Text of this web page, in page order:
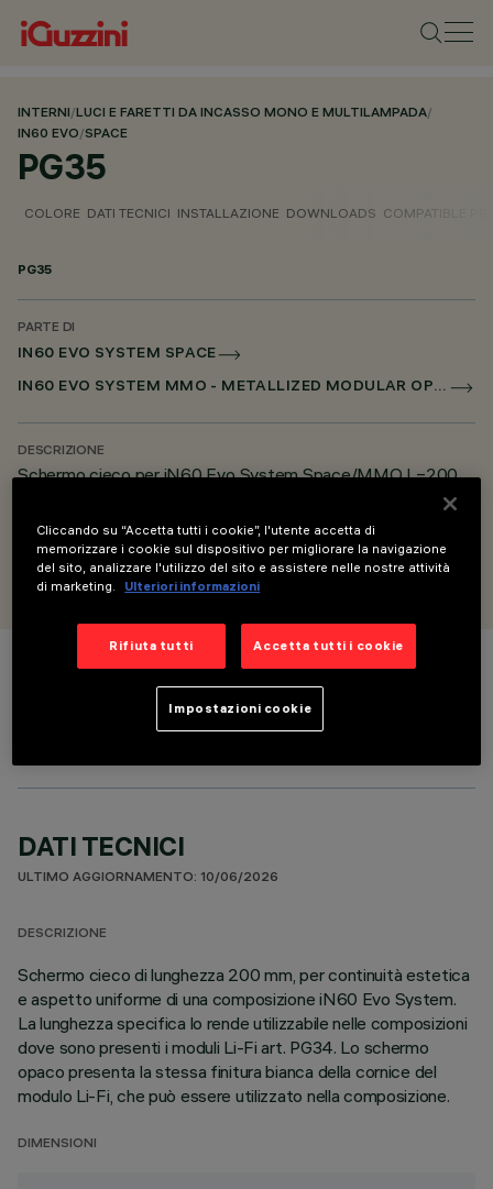
INTERNI/LUCI E FARETTI DA INCASSO MONO E MULTILAMPADA/
IN60 EVO/SPACE
PG35
COLORE DATI TECNICI INSTALLAZIONE DOWNLOADS COMPATIBLE
PG35
PARTE DI
IN60 EVO SYSTEM SPACE
IN60 EVO SYSTEM MMO - METALLIZED MODULAR OPTIC
DESCRIZIONE
Schermo cieco per iN60 Evo System Space/MMO L=200
PROGETTATO DA
iGuzzini
DATI TECNICI
ULTIMO AGGIORNAMENTO: 10/06/2026
DESCRIZIONE
Schermo cieco di lunghezza 200 mm, per continuità estetica
e aspetto uniforme di una composizione iN60 Evo System.
La lunghezza specifica lo rende utilizzabile nelle composizioni
dove sono presenti i moduli Li-Fi art. PG34. Lo schermo
opaco presenta la stessa finitura bianca della cornice del
modulo Li-Fi, che può essere utilizzato nella composizione.
DIMENSIONI
Cliccando su “Accetta tutti i cookie”, l'utente accetta di
memorizzare i cookie sul dispositivo per migliorare la navigazione
del sito, analizzare l'utilizzo del sito e assistere nelle nostre attività
di marketing.
Ulteriori informazioni
Rifiuta tutti Accetta tutti i cookie
Impostazioni cookie